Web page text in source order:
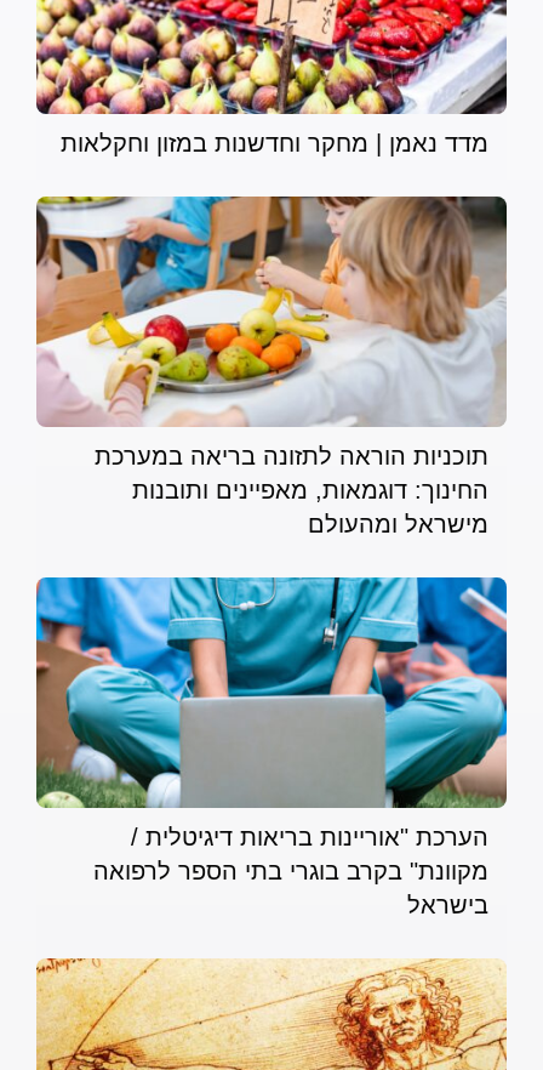
מדד נאמן | מחקר וחדשנות במזון וחקלאות
תוכניות הוראה לתזונה בריאה במערכת
החינוך: דוגמאות, מאפיינים ותובנות
מישראל ומהעולם
הערכת "אוריינות בריאות דיגיטלית /
מקוונת" בקרב בוגרי בתי הספר לרפואה
בישראל